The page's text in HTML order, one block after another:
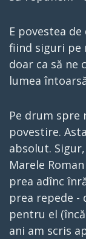
E povestea
fiind siguri pe
doar ca să ne
lumea
Pe drum spre
povestire.
absolut.
Marele
prea adînc
prea repede -
pentru el
ani am scris